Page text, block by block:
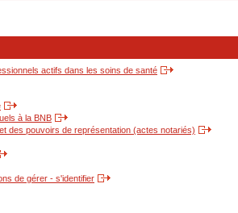
actifs dans les soins de santé
à la BNB
des pouvoirs de représentation (actes notariés)
de gérer - s'identifier